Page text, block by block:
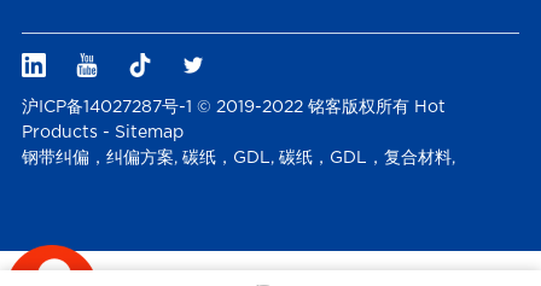
沪ICP备14027287号-1 © 2019-2022 铭客版权所有 Hot
Products- Sitemap
钢带纠偏，纠偏方案, 碳纸，GDL, 碳纸，GDL，复合材料,